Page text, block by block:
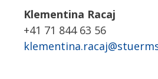
Klementina Racaj
+41 71 844 63 56